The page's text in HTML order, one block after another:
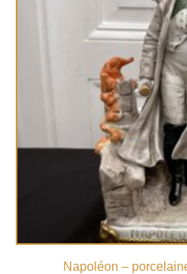
Napoléon –